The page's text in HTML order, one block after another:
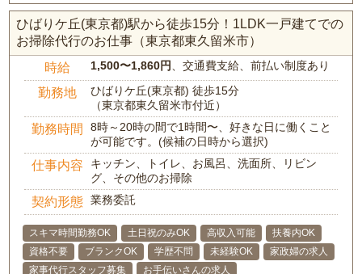
ひばりケ丘(東京都)駅から徒歩15分！1LDK一戸建てでの
お掃除代行のお仕事（東京都東久留米市）
時給 1,500〜1,860円 、交通費支給、前払い制度あり
勤務地
ひばりケ丘(東京都) 徒歩15分
（東京都東久留米市付近）
勤務時間
8時～20時の間で1時間〜、好きな日に働くこと
が可能です。(候補の日時から選択)
仕事内容
キッチン、トイレ、お風呂、洗面所、リビン
グ、その他のお掃除
契約形態 業務委託
スキマ時間勤務OK 土日祝のみOK 高収入可能
扶養内OK
資格不要
ブランクOK 学歴不問 未経験OK
家政婦の求人
家事代行スタッフ募集
お手伝いさんの求人